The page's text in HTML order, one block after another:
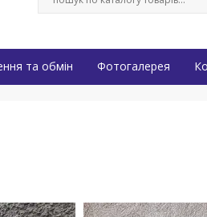
та обмін Фотогалерея